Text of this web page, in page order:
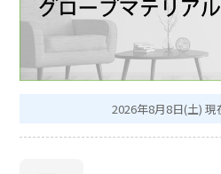
2026年8月8日(土)